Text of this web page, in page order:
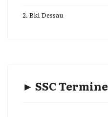
2. Bkl Dessau
► SSC Termine